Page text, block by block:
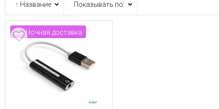
↑ Название Показывать по:
Ночная доставка